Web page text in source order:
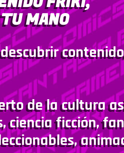
MANO
de la cultura
ciencia ficción,